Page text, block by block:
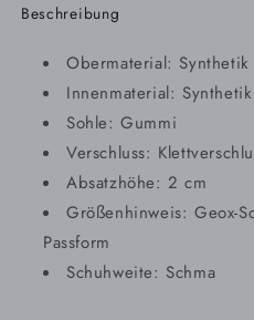
Beschreibung
Obermaterial: Synthetik
Innenmaterial: Synthetik
Sohle: Gummi
Verschluss:
Absatzhöhe: 2 cm
Größenhinweis: Geox-
Passform
Schuhweite: Schma